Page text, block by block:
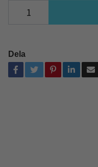
Dela